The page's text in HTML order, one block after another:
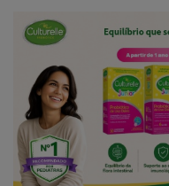
2º
lenzetto
3º
shampoo
4º
hidratante corporal
5º poviztra